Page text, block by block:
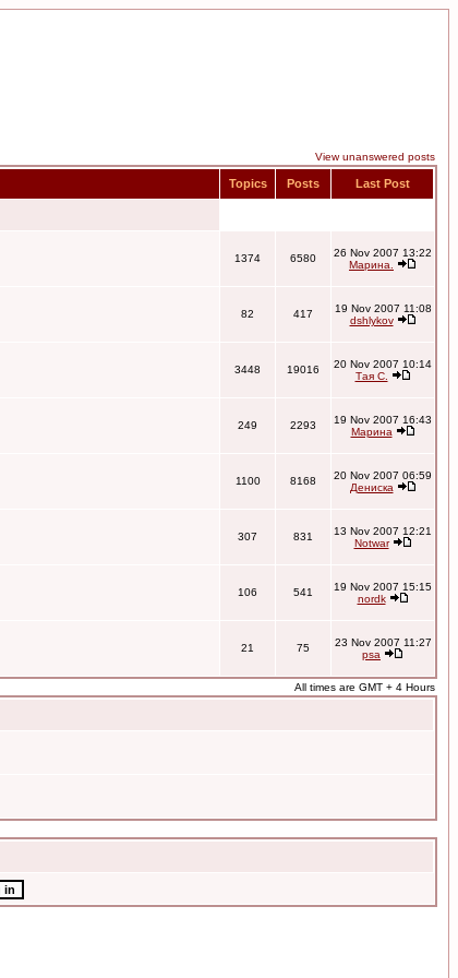
View unanswered posts
Topics Posts Last Post
1374 6580
26 Nov 2007 13:22
Марина.
82 417
19 Nov 2007 11:08
dshlykov
3448 19016
20 Nov 2007 10:14
Тая С.
249 2293
19 Nov 2007 16:43
Марина
1100 8168
20 Nov 2007 06:59
Дениска
307 831
13 Nov 2007 12:21
Notwar
106 541
19 Nov 2007 15:15
nordk
21 75
23 Nov 2007 11:27
psa
All times are GMT + 4 Hours